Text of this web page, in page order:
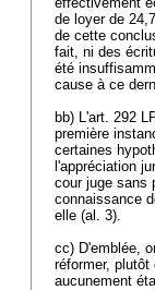
de loyer de
de cette
fait, ni des
été
cause à ce
bb) L'art. 292
première
certaines
l'appréciation
cour juge sans
connaissance
elle (al. 3).
cc) D'emblée,
réformer, plutôt
aucunement